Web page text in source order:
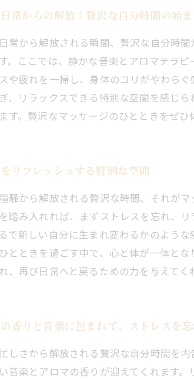
常からの解放：贅沢な自分時間の始ま
常から解放される瞬間、贅沢な自分時
。ここでは、静かな音楽とアロマテラ
や疲れを一掃し、身体のコリがやわら
、リラックスできる特別な空間を感じ
す。贅沢なマッサージのひとときをぜ
リフレッシュする特別な空間
騒から解放される贅沢な時間、それが
踏み入れれば、まずストレスを忘れ、
で新しい自分に生まれ変わるかのよう
とときを過ごす中で、心と体が一体と
、再び日常へと戻るための力を与えて
香りと音楽に包まれて、ストレスを忘
しさから解放される贅沢な自分時間を
音楽とアロマの香りが迎えてくれます